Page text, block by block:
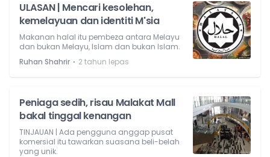
ULASAN | Mencari kesolehan,
kemelayuan dan identiti M'sia
Makanan halal itu pembeza antara Melayu
dan bukan Melayu, Islam dan bukan Islam.
Ruhan Shahrir ⋅ 2 tahun lepas
Peniaga sedih, risau Malakat Mall
bakal tinggal kenangan
TINJAUAN | Ada pengguna anggap pusat
komersial itu tawarkan suasana beli-belah
yang unik.